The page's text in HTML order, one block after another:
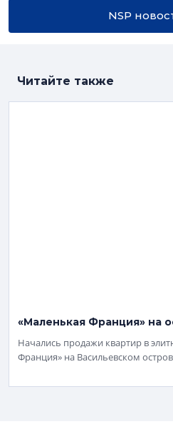
NSP
Читайте также
«Маленькая Франция» на
Начались продажи квартир в
Франция» на Васильевском